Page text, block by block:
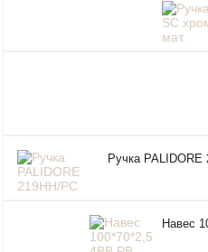
Ручка PALIDORE
Навес